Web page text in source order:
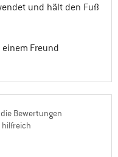
und hält den Fuß
Freund
Bewertungen
hilfreich